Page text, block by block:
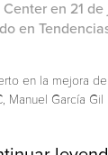
Center en 21
en
en la mejora
Manuel García Gil